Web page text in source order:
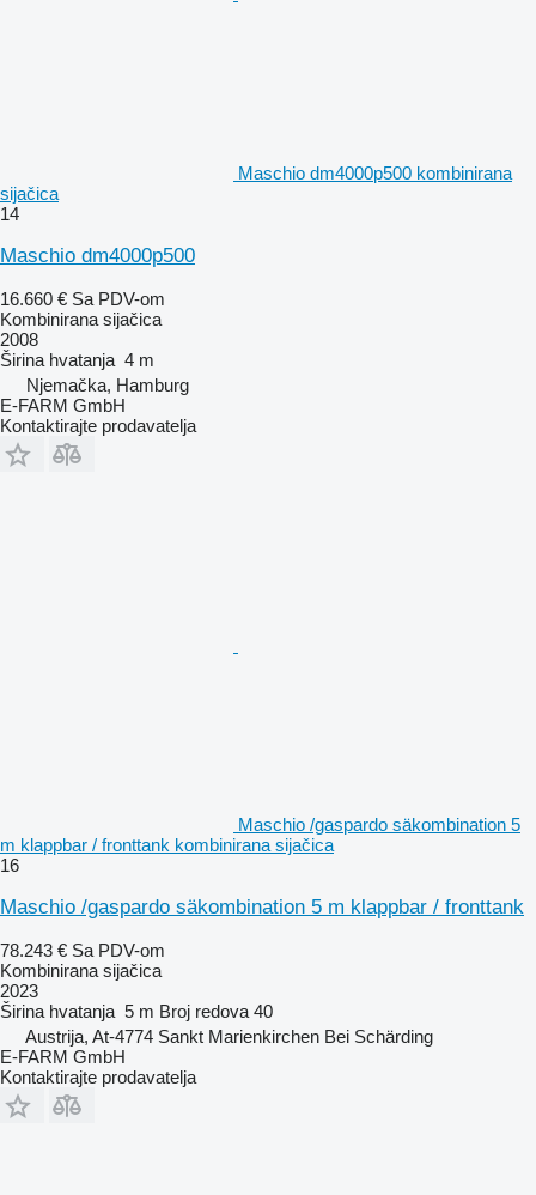
Maschio dm4000p500 kombinirana
sijačica
14
Maschio dm4000p500
16.660 € Sa PDV-om
Kombinirana sijačica
2008
Širina hvatanja 4 m
Njemačka, Hamburg
E-FARM GmbH
Kontaktirajte prodavatelja
Maschio /gaspardo säkombination 5
m klappbar / fronttank kombinirana sijačica
16
Maschio /gaspardo säkombination 5 m klappbar / fronttank
78.243 € Sa PDV-om
Kombinirana sijačica
2023
Širina hvatanja 5 m Broj redova 40
Austrija, At-4774 Sankt Marienkirchen Bei Schärding
E-FARM GmbH
Kontaktirajte prodavatelja